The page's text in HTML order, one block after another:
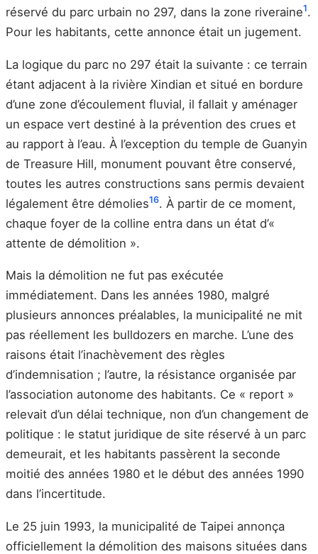
réservé du parc urbain no 297, dans la zone riveraine1.
Pour les habitants, cette annonce était un jugement.
La logique du parc no 297 était la suivante : ce terrain
étant adjacent à la rivière Xindian et situé en bordure
d’une zone d’écoulement fluvial, il fallait y aménager
un espace vert destiné à la prévention des crues et
au rapport à l’eau. À l’exception du temple de Guanyin
de Treasure Hill, monument pouvant être conservé,
toutes les autres constructions sans permis devaient
légalement être démolies16. À partir de ce moment,
chaque foyer de la colline entra dans un état d’«
attente de démolition ».
Mais la démolition ne fut pas exécutée
immédiatement. Dans les années 1980, malgré
plusieurs annonces préalables, la municipalité ne mit
pas réellement les bulldozers en marche. L’une des
raisons était l’inachèvement des règles
d’indemnisation ; l’autre, la résistance organisée par
l’association autonome des habitants. Ce « report »
relevait d’un délai technique, non d’un changement de
politique : le statut juridique de site réservé à un parc
demeurait, et les habitants passèrent la seconde
moitié des années 1980 et le début des années 1990
dans l’incertitude.
Le 25 juin 1993, la municipalité de Taipei annonça
officiellement la démolition des maisons situées dans